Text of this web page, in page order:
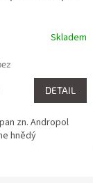
Skladem
DETAIL
zn. Andropol
hnědý